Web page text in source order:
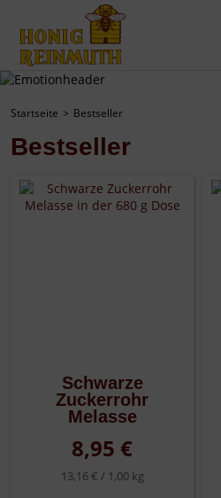
Startseite Bestseller
Bestseller
Schwarze
Zuckerrohr
Melasse
8,95 €
13,16 € / 1,00 kg